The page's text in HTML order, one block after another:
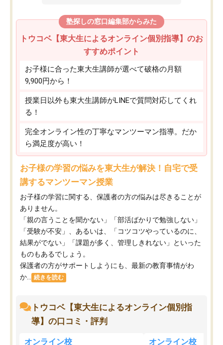
塾探しの窓口編集部からみた
トウコベ【東大生によるオンライン個別指導】のお
すすめポイント
お子様に合った東大生講師が選べて破格の月額
9,900円から！
授業日以外も東大生講師がLINEで質問対応してくれ
る！
完全オンライン性の丁寧なマンツーマン指導。だか
ら満足度が高い！
お子様の学習の悩みを東大生が解決！自宅で受
講するマンツーマン授業
お子様の学習に関する、保護者の方の悩みは尽きることが
ありません。
「親の言うことを聞かない」「部活ばかりで勉強しない」
「受験が不安」、あるいは、「コツコツやっているのに、
結果がでない」「課題が多く、管理しきれない」といった
ものもあるでしょう。
保護者の方がサポートしようにも、最新の教育事情がわ
か...
続きを読む
トウコベ【東大生によるオンライン個別指
導】の口コミ・評判
オンライン校 オンライン校